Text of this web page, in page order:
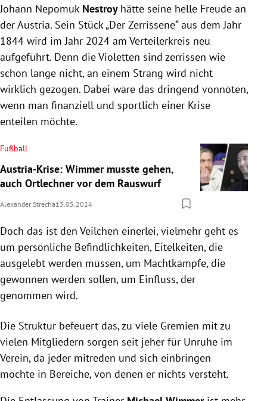
Johann Nepomuk Nestroy hätte seine helle Freude an
der Austria. Sein Stück „Der Zerrissene“ aus dem Jahr
1844 wird im Jahr 2024 am Verteilerkreis neu
aufgeführt. Denn die Violetten sind zerrissen wie
schon lange nicht, an einem Strang wird nicht
wirklich gezogen. Dabei wäre das dringend vonnöten,
wenn man finanziell und sportlich einer Krise
enteilen möchte.
Fußball
Austria-Krise: Wimmer musste gehen,
auch Ortlechner vor dem Rauswurf
Alexander Strecha13.05.2024
Doch das ist den Veilchen einerlei, vielmehr geht es
um persönliche Befindlichkeiten, Eitelkeiten, die
ausgelebt werden müssen, um Machtkämpfe, die
gewonnen werden sollen, um Einfluss, der
genommen wird.
Die Struktur befeuert das, zu viele Gremien mit zu
vielen Mitgliedern sorgen seit jeher für Unruhe im
Verein, da jeder mitreden und sich einbringen
möchte in Bereiche, von denen er nichts versteht.